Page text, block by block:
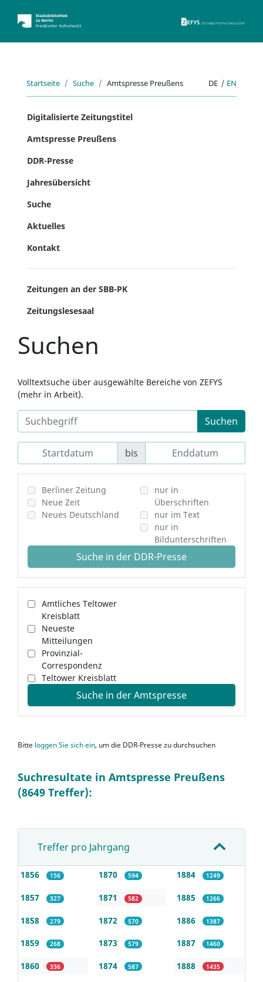
Startseite Suche Amtspresse Preußens DE | EN
Digitalisierte Zeitungstitel
Amtspresse Preußens
DDR-Presse
Jahresübersicht
Suche
Aktuelles
Kontakt
Zeitungen an der SBB-PK
Zeitungslesesaal
Suchen
Volltextsuche über ausgewählte Bereiche von ZEFYS
(mehr in Arbeit).
Suchen
bis
Berliner Zeitung
Neue Zeit
Neues Deutschland
nur in
Überschriften
nur im Text
nur in
Bildunterschriften
Suche in der DDR-Presse
Amtliches Teltower
Kreisblatt
Neueste
Mitteilungen
Provinzial-
Correspondenz
Teltower Kreisblatt
Suche in der Amtspresse
Bitte loggen Sie sich ein, um die DDR-Presse zu durchsuchen
Suchresultate in Amtspresse Preußens
(8649 Treffer):
Treffer pro Jahrgang
1856 156
1857 327
1858 279
1859 268
1860 336
1870 594
1871 582
1872 570
1873 579
1874 587
1884 1249
1885 1266
1886 1387
1887 1460
1888 1435